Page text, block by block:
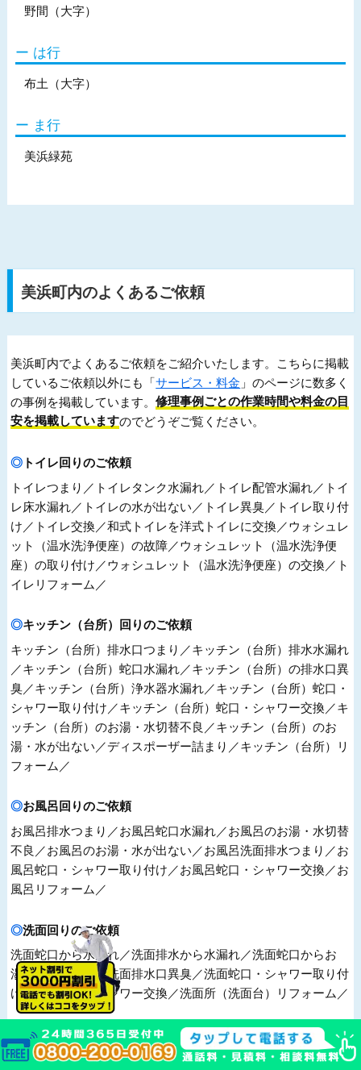
野間（大字）
は行
布土（大字）
ま行
美浜緑苑
美浜町内のよくあるご依頼
美浜町内でよくあるご依頼をご紹介いたします。こちらに掲載
しているご依頼以外にも「サービス・料金 」のページに数多く
の事例を掲載しています。修理事例ごとの作業時間や料金の目
安を掲載していますのでどうぞご覧ください。
トイレ回りのご依頼
トイレつまり／トイレタンク水漏れ／トイレ配管水漏れ／トイ
レ床水漏れ／トイレの水が出ない／トイレ異臭／トイレ取り付
け／トイレ交換／和式トイレを洋式トイレに交換／ウォシュレ
ット（温水洗浄便座）の故障／ウォシュレット（温水洗浄便
座）の取り付け／ウォシュレット（温水洗浄便座）の交換／ト
イレリフォーム／
キッチン（台所）回りのご依頼
キッチン（台所）排水口つまり／キッチン（台所）排水水漏れ
／キッチン（台所）蛇口水漏れ／キッチン（台所）の排水口異
臭／キッチン（台所）浄水器水漏れ／キッチン（台所）蛇口・
シャワー取り付け／キッチン（台所）蛇口・シャワー交換／キ
ッチン（台所）のお湯・水切替不良／キッチン（台所）のお
湯・水が出ない／ディスポーザー詰まり／キッチン（台所）リ
フォーム／
お風呂回りのご依頼
お風呂排水つまり／お風呂蛇口水漏れ／お風呂のお湯・水切替
不良／お風呂のお湯・水が出ない／お風呂洗面排水つまり／お
風呂蛇口・シャワー取り付け／お風呂蛇口・シャワー交換／お
風呂リフォーム／
洗面回りのご依頼
洗面蛇口から水漏れ／洗面排水から水漏れ／洗面蛇口からお
湯・水が出ない／洗面排水口異臭／洗面蛇口・シャワー取り付
け／洗面蛇口・シャワー交換／洗面所（洗面台）リフォーム／
給湯器回りのご依頼
給湯器蛇口水漏れ／給湯器配管水漏れ／給湯器からお湯が出な